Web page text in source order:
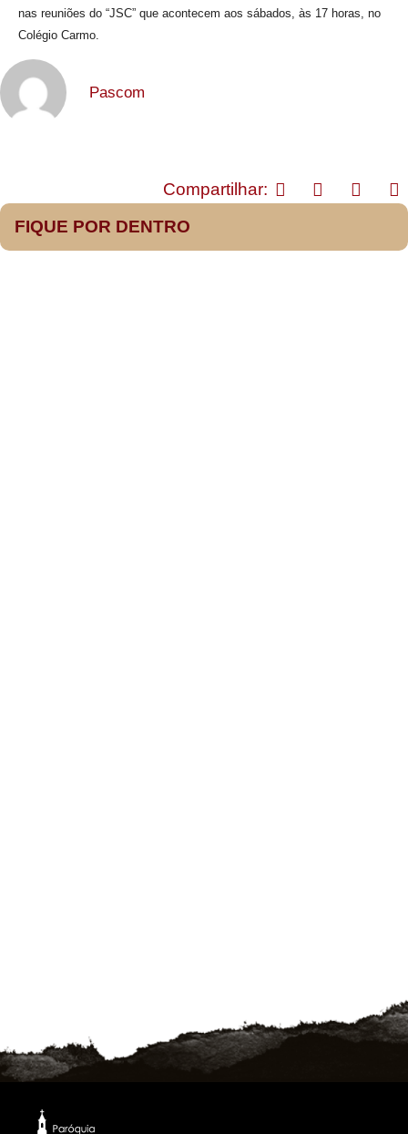
nas reuniões do “JSC” que acontecem aos sábados, às 17 horas, no
Colégio Carmo.
Pascom
Compartilhar:
FIQUE POR DENTRO